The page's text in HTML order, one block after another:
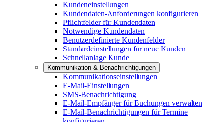
Kundeneinstellungen
Kundendaten-Anforderungen konfigurieren
Pflichtfelder für Kundendaten
Notwendige Kundendaten
Benutzerdefinierte Kundenfelder
Standardeinstellungen für neue Kunden
Schnellanlage Kunde
Kommunikation & Benachrichtigungen
Kommunikationseinstellungen
E-Mail-Einstellungen
SMS-Benachrichtigung
E-Mail-Empfänger für Buchungen verwalten
E-Mail-Benachrichtigungen für Termine